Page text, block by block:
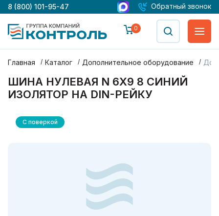
8 (800) 101-95-47 Обратный звонок
0
Главная Каталог Дополнительное оборудование
ШИНА НУЛЕВАЯ N 6Х9 8 СИНИЙ
ИЗОЛЯТОР НА DIN-РЕЙКУ
С поверкой